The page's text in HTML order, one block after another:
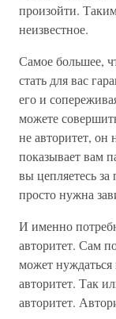
произойти.
неизвестное.
Самое большее,
стать для вас
его и
можете
не авторитет, он
показывает вам
вы цепляетесь
просто нужна
И именно
авторитет. Сам
может нуждаться
авторитет. Так
авторитет.